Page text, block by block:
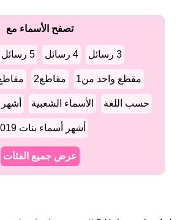
تصفح الأسماء مع
3 رسائل 4 رسائل 5 رسائل
مقطع واحد من1 مقاطع2
حسب اللغة الأسماء الشعبية أشهر
أشهر أسماء بنات 2019
عرض جميع الفئات